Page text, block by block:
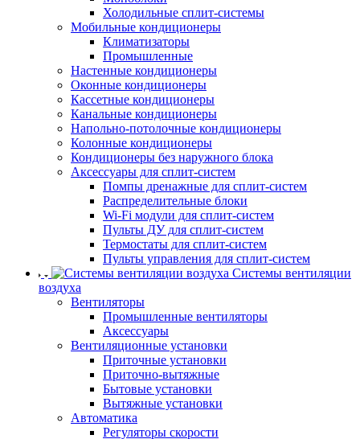
Холодильные сплит-системы
Мобильные кондиционеры
Климатизаторы
Промышленные
Настенные кондиционеры
Оконные кондиционеры
Кассетные кондиционеры
Канальные кондиционеры
Напольно-потолочные кондиционеры
Колонные кондиционеры
Кондиционеры без наружного блока
Аксессуары для сплит-систем
Помпы дренажные для сплит-систем
Распределительные блоки
Wi-Fi модули для сплит-систем
Пульты ДУ для сплит-систем
Термостаты для сплит-систем
Пульты управления для сплит-систем
Системы вентиляции
воздуха
Вентиляторы
Промышленные вентиляторы
Аксессуары
Вентиляционные установки
Приточные установки
Приточно-вытяжные
Бытовые установки
Вытяжные установки
Автоматика
Регуляторы скорости